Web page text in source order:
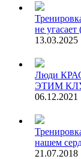
не
13.03.2025
Люди
ЭТИМ
06.12.2021
нашем
21.07.2018